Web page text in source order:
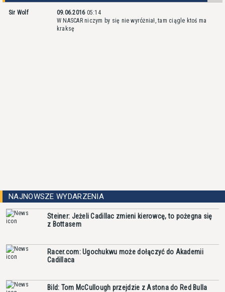
Sir Wolf 09.06.2016 05:14
W NASCAR niczym by się nie wyróżniał, tam ciągle ktoś ma
kraksę
NAJNOWSZE WYDARZENIA
Steiner: Jeżeli Cadillac zmieni kierowcę, to pożegna się
z Bottasem
Racer.com: Ugochukwu może dołączyć do Akademii
Cadillaca
Bild: Tom McCullough przejdzie z Astona do Red Bulla